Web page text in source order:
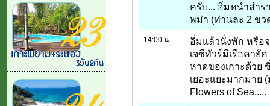
ครับ... อิ่มหนำสำร
พม่า (ท่านละ 2 ขว
14:00 น.
อิ่มแล้วนั่งพัก หรือ
เจซีทัวร์มีเรือคายั
หาดของเกาะด้วย
เยอะแยะมากมาย
Flowers of Sea.....